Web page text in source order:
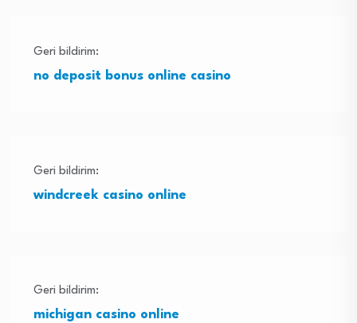
Geri bildirim:
no deposit bonus online casino
Geri bildirim:
windcreek casino online
Geri bildirim:
michigan casino online